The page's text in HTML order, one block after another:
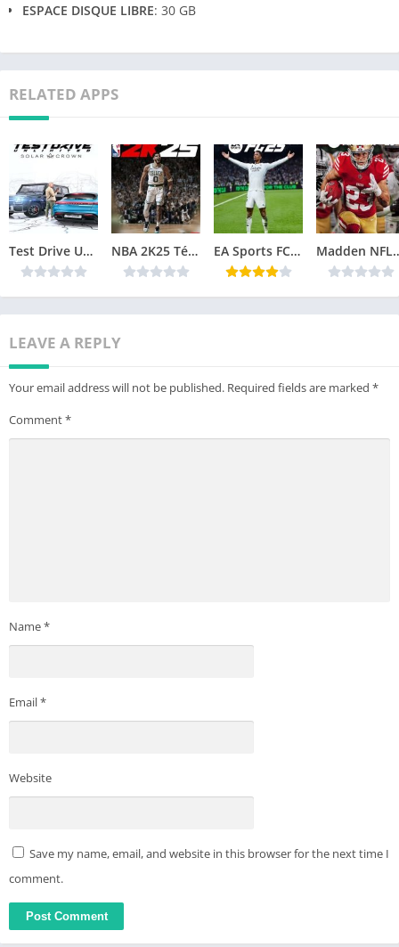
ESPACE DISQUE LIBRE: 30 GB
RELATED APPS
Test Drive Unlimited Solar Crown Télécharger jeu PC NBA 2K25 Télécharger jeu PC EA Sports FC 25 Télécharger jeu PC Madden
LEAVE A REPLY
Your email address will not be published. Required fields are marked *
Comment*
Name*
Email*
Website
Save my name, email, and website in this browser for the next time I
comment.